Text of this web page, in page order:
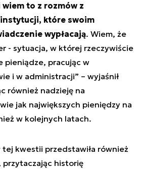
to z rozmów z
które swoim
wypłacają. Wiem, że
- sytuacja, w której rzeczywiście
pieniądze, pracując w
i w administracji” – wyjaśnił
również nadzieję na
jak największych pieniędzy na
w kolejnych latach.
kwestii przedstawiła również
przytaczając historię